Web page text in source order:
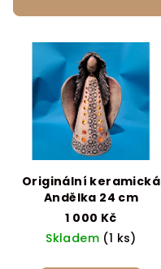
r
Originální keramická
Andělka 24 cm
1 000 Kč
Skladem (1 ks)